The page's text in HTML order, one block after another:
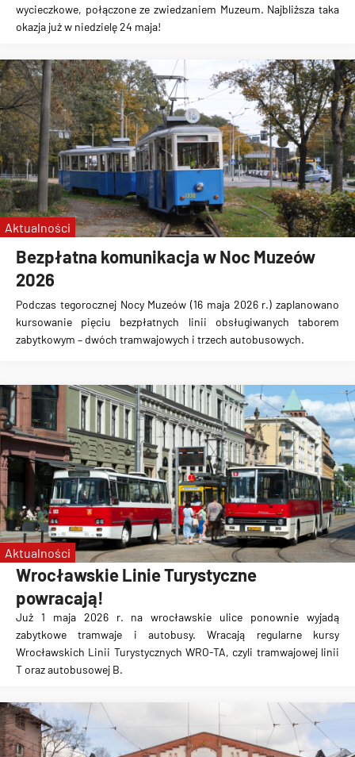
wycieczkowe, połączone ze zwiedzaniem Muzeum. Najbliższa taka
okazja już w niedzielę 24 maja!
Bezpłatna komunikacja w Noc Muzeów
2026
Podczas tegorocznej Nocy Muzeów (16 maja 2026 r.) zaplanowano
kursowanie pięciu bezpłatnych linii obsługiwanych taborem
zabytkowym – dwóch tramwajowych i trzech autobusowych.
Aktualności
Wrocławskie Linie Turystyczne
powracają!
Już 1 maja 2026 r. na wrocławskie ulice ponownie wyjadą
zabytkowe tramwaje i autobusy. Wracają regularne kursy
Wrocławskich Linii Turystycznych WRO-TA, czyli tramwajowej linii
T oraz autobusowej B.
Aktualności